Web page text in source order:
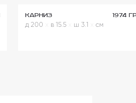
Карниз 1974
д 200 в 15.5x ш 3.1 см